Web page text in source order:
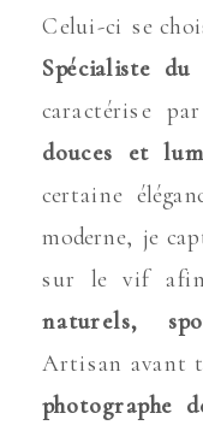
Celui-ci se
Spécialiste
caractérise
douces et
certaine
moderne, je
sur le vif
naturels,
Artisan avant
photographe